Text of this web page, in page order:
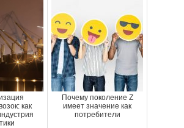
как
Почему поколение Z
имеет значение как
потребители